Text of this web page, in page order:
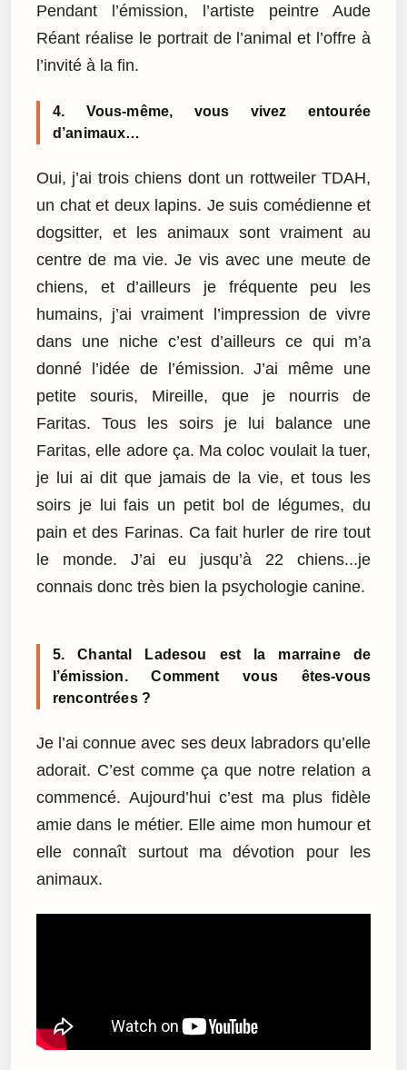
Pendant l’émission, l’artiste peintre Aude
Réant réalise le portrait de l’animal et l’offre à
l’invité à la fin.
4. Vous-même, vous vivez entourée
d’animaux…
Oui, j’ai trois chiens dont un rottweiler TDAH,
un chat et deux lapins. Je suis comédienne et
dogsitter, et les animaux sont vraiment au
centre de ma vie. Je vis avec une meute de
chiens, et d’ailleurs je fréquente peu les
humains, j’ai vraiment l’impression de vivre
dans une niche c’est d’ailleurs ce qui m’a
donné l’idée de l’émission. J’ai même une
petite souris, Mireille, que je nourris de
Faritas. Tous les soirs je lui balance une
Faritas, elle adore ça. Ma coloc voulait la tuer,
je lui ai dit que jamais de la vie, et tous les
soirs je lui fais un petit bol de légumes, du
pain et des Farinas. Ca fait hurler de rire tout
le monde. J’ai eu jusqu’à 22 chiens...je
connais donc très bien la psychologie canine.
5. Chantal Ladesou est la marraine de
l’émission. Comment vous êtes-vous
rencontrées ?
Je l’ai connue avec ses deux labradors qu’elle
adorait. C’est comme ça que notre relation a
commencé. Aujourd’hui c’est ma plus fidèle
amie dans le métier. Elle aime mon humour et
elle connaît surtout ma dévotion pour les
animaux.